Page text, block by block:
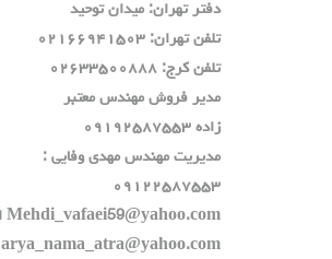
دفتر تهران: ميدان توحيد
تلفن تهران: ٠٢١٦٦٩٤١٥٠٣
تلفن كرج: ٠٢٦٣٣٥٠٠٨٨٨
مدير فروش مهندس معتبر
زاده ٠٩١٩٢٥٨٧٥٥٣
مديريت مهندس مهدي وفايي :
٠٩١٢٢٥٨٧٥٥٣
Mehdi_vafaei59@yahoo.com ايميل
arya_nama_atra@yahoo.com ايميل